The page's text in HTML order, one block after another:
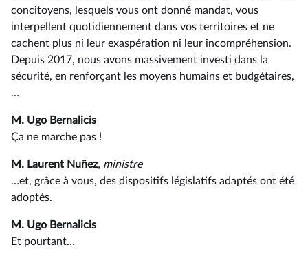
concitoyens, lesquels vous ont donné mandat, vous
interpellent quotidiennement dans vos territoires et ne
cachent plus ni leur exaspération ni leur incompréhension.
Depuis 2017, nous avons massivement investi dans la
sécurité, en renforçant les moyens humains et budgétaires,
…
M. Ugo Bernalicis
Ça ne marche pas !
M. Laurent Nuñez, ministre
…et, grâce à vous, des dispositifs législatifs adaptés ont été
adoptés.
M. Ugo Bernalicis
Et pourtant…